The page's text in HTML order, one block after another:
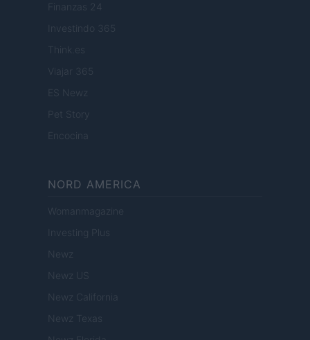
Finanzas 24
Investindo 365
Think.es
Viajar 365
ES Newz
Pet Story
Encocina
NORD AMERICA
Womanmagazine
Investing Plus
Newz
Newz US
Newz California
Newz Texas